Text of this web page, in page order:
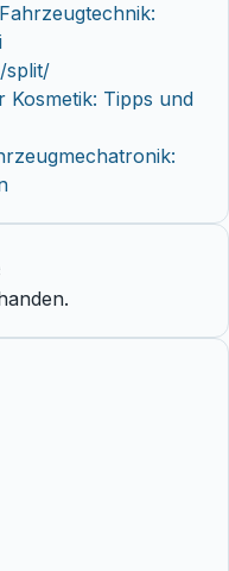
split/
Kosmetik: Tipps und